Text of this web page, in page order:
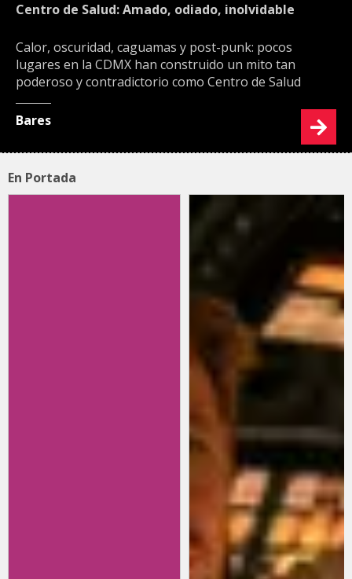
Centro de Salud: Amado, odiado, inolvidable
Calor, oscuridad, caguamas y post-punk: pocos
lugares en la CDMX han construido un mito tan
poderoso y contradictorio como Centro de Salud
Bares
En Portada